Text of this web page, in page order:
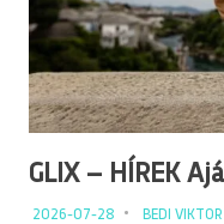
GLIX – HÍREK
2026-07-28 BEDI VIKTOR